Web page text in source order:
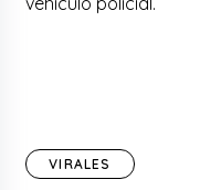
VIRALES